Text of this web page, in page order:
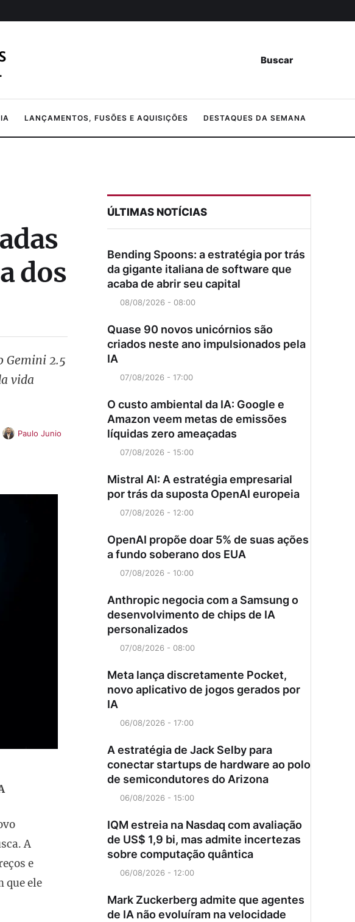
Buscar
LANÇAMENTOS, FUSÕES E AQUISIÇÕES DESTAQUES DA SEMANA
dos
Gemini 2.5
vida
Paulo Junio
A
e
que ele
ÚLTIMAS NOTÍCIAS
Bending Spoons: a estratégia por trás
da gigante italiana de software que
acaba de abrir seu capital
08/08/2026 - 08:00
Quase 90 novos unicórnios são
criados neste ano impulsionados pela
IA
07/08/2026 - 17:00
O custo ambiental da IA: Google e
Amazon veem metas de emissões
líquidas zero ameaçadas
07/08/2026 - 15:00
Mistral AI: A estratégia empresarial
por trás da suposta OpenAI europeia
07/08/2026 - 12:00
OpenAI propõe doar 5% de suas ações
a fundo soberano dos EUA
07/08/2026 - 10:00
Anthropic negocia com a Samsung o
desenvolvimento de chips de IA
personalizados
07/08/2026 - 08:00
Meta lança discretamente Pocket,
novo aplicativo de jogos gerados por
IA
06/08/2026 - 17:00
A estratégia de Jack Selby para
conectar startups de hardware ao polo
de semicondutores do Arizona
06/08/2026 - 15:00
IQM estreia na Nasdaq com avaliação
de US$ 1,9 bi, mas admite incertezas
sobre computação quântica
06/08/2026 - 12:00
Mark Zuckerberg admite que agentes
de IA não evoluíram na velocidade